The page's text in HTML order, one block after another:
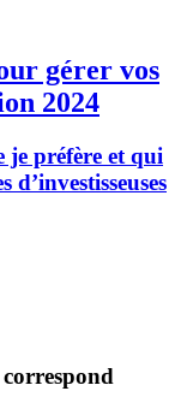
gérer vos
2024
je préfère et qui